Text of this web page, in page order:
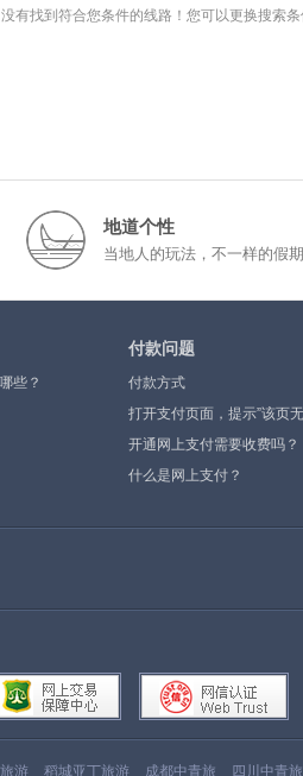
有找到符合您条件的线路！您可以更换搜索
地道个性
当地人的玩法，不一样的假期
些？
付款问题
付款方式
打开支付页面，提示”该页
示”或空白页，可能是什么原
开通网上支付需要收费吗？
什么是网上支付？
游 稻城亚丁旅游 成都中青旅 四川中青旅